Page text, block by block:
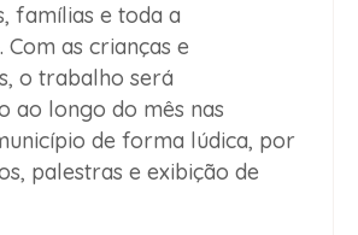
famílias e toda a
Com as crianças e
o trabalho será
ao longo do mês nas
de forma lúdica, por
palestras e exibição de